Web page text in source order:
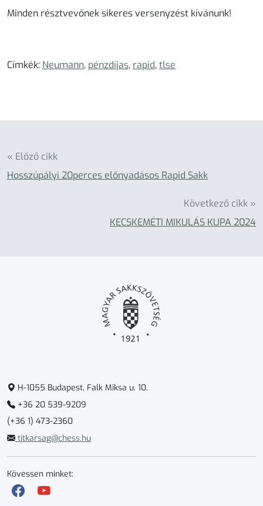
Minden résztvevőnek sikeres versenyzést kívánunk!
Címkék: Neumann, pénzdíjas, rapid,tlse
« Előző cikk
Hosszúpályi 20perces előnyadásos Rapid Sakk
Következő cikk »
KECSKEMÉTI MIKULÁS KUPA 2024
H-1055 Budapest, Falk Miksa u. 10.
+36 20 539-9209
(+36 1) 473-2360
titkarsag@chess.hu
Kövessen minket: